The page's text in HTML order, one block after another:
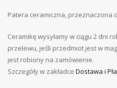
Patera ceramiczna, przeznaczona
Ceramikę wysyłamy w ciągu 2 dni
przelewu, jeśli przedmiot jest w
jest robiony na zamówienie.
Szczegóły w zakładce Dostawa i